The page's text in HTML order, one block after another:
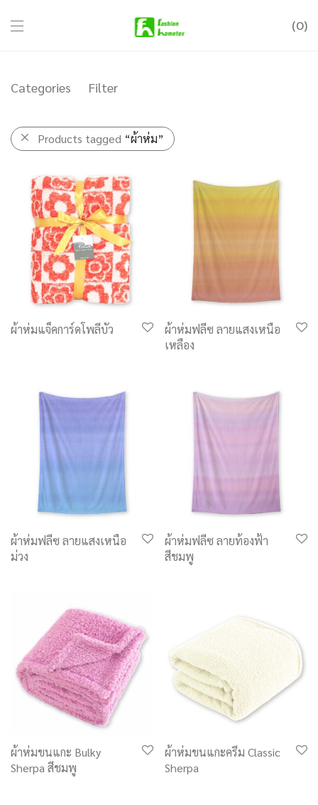
0
Categories Filter
Products tagged “ผ้าห่ม”
ผ้าห่มแจ็คการ์ดโพลีบัว
ผ้าห่มฟลีซ ลายแสงเหนือ
เหลือง
ผ้าห่มฟลีซ ลายแสงเหนือ
ม่วง
ผ้าห่มฟลีซ ลายท้องฟ้า
สีชมพู
ผ้าห่มขนแกะ Bulky
Sherpa สีชมพู
ผ้าห่มขนแกะครีม Classic
Sherpa